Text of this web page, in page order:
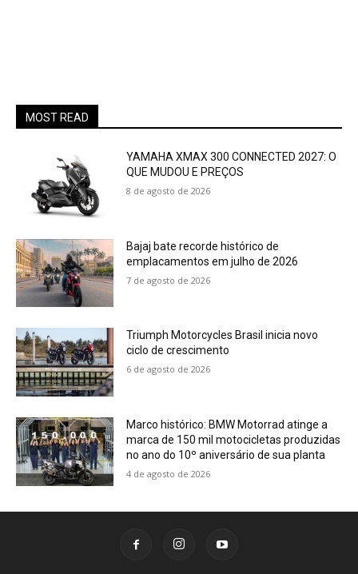
MOST READ
YAMAHA XMAX 300 CONNECTED 2027: O
QUE MUDOU E PREÇOS
8 de agosto de 2026
Bajaj bate recorde histórico de
emplacamentos em julho de 2026
7 de agosto de 2026
Triumph Motorcycles Brasil inicia novo
ciclo de crescimento
6 de agosto de 2026
Marco histórico: BMW Motorrad atinge a
marca de 150 mil motocicletas produzidas
no ano do 10º aniversário de sua planta
4 de agosto de 2026